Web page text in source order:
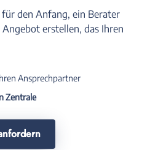
den Anfang, ein Berater
erstellen, das Ihren
Ansprechpartner
Zentrale